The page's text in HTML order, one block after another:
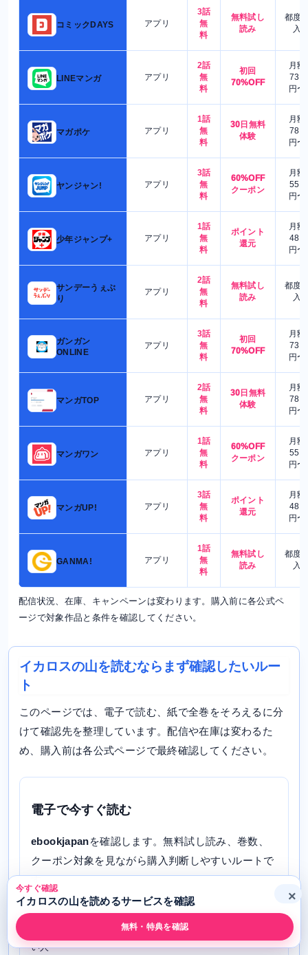
コミックDAYS アプリ
3話
無
料
無料試し
読み
都度
入
LINEマンガ アプリ
2話
無
料
初回
70%OFF
月額
730
円〜
マガポケ アプリ
1話
無
料
30日無料
体験
月額
780
円〜
ヤンジャン! アプリ
3話
無
料
60%OFF
クーポン
月額
550
円〜
少年ジャンプ+ アプリ
1話
無
料
ポイント
還元
月額
480
円〜
サンデーうぇぶ
り
アプリ
2話
無
料
無料試し
読み
都度
入
ガンガン
ONLINE
アプリ
3話
無
料
初回
70%OFF
月額
730
円〜
マンガTOP アプリ
2話
無
料
30日無料
体験
月額
780
円〜
マンガワン アプリ
1話
無
料
60%OFF
クーポン
月額
550
円〜
マンガUP! アプリ
3話
無
料
ポイント
還元
月額
480
円〜
GANMA! アプリ
1話
無
料
無料試し
読み
都度
入
配信状況、在庫、キャンペーンは変わります。購入前に各公式ペ
ージで対象作品と条件を確認してください。
イカロスの山を読むならまず確認したいルー
ト
このページでは、電子で読む、紙で全巻をそろえるに分
けて確認先を整理しています。配信や在庫は変わるた
め、購入前は各公式ページで最終確認してください。
電子で今すぐ読む
ebookjapanを確認します。無料試し読み、巻数、
クーポン対象を見ながら購入判断しやすいルートで
す。
添付データで配信あり
向いている人: ebookjapanでクーポンや配信巻数を確認した
い人
今すぐ確認
イカロスの山を読めるサービスを確認
無料・特典を確認
×